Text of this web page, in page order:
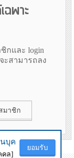
บุค
คล]
ยอมรับ
ฉพาะ
กและ login
ะสามารถลง
มาชิก
บุค
คล]
ยอมรับ